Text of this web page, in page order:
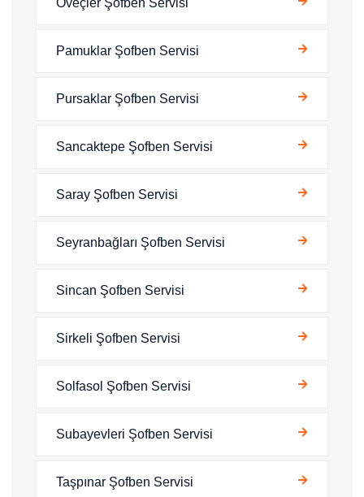
Pamuklar Şofben Servisi
Pursaklar Şofben Servisi
Sancaktepe Şofben Servisi
Saray Şofben Servisi
Seyranbağları Şofben Servisi
Sincan Şofben Servisi
Sirkeli Şofben Servisi
Solfasol Şofben Servisi
Subayevleri Şofben Servisi
Taşpınar Şofben Servisi